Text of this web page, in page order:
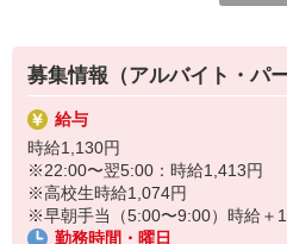
与兵衛、オリーブの丘、焼肉いち
ョーグループ！
その中のひとつ『すき家』でお仕
あなたの笑顔で！
すばやく提供！
他にも、食材の調整や金銭管理、新
様々なお仕事があります。
セルフオーダー、セルフ会計で、現
せん。※一部店舗を除く
取り間違いもなく安心でスムーズ♪
募集情報（アルバイト・パー
給与
時給1,130円
※22:00〜翌5:00：時給1,413円
※高校生時給1,074円
※早朝手当（5:00〜9:00）時給＋
勤務時間・曜日